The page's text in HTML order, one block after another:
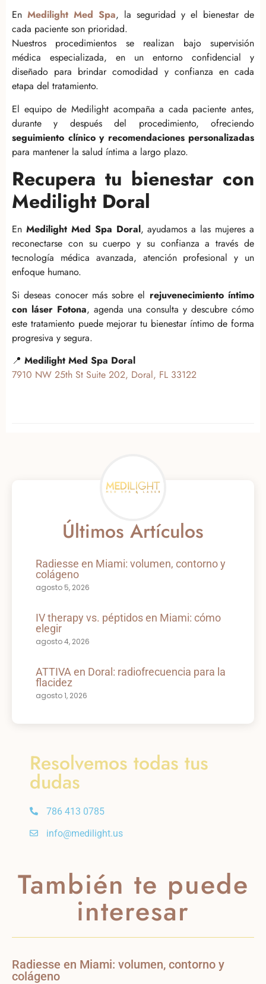
En Medilight Med Spa, la seguridad y el bienestar de
cada paciente son prioridad.
Nuestros procedimientos se realizan bajo supervisión
médica especializada, en un entorno confidencial y
diseñado para brindar comodidad y confianza en cada
etapa del tratamiento.
El equipo de Medilight acompaña a cada paciente antes,
durante y después del procedimiento, ofreciendo
seguimiento clínico y recomendaciones personalizadas
para mantener la salud íntima a largo plazo.
Recupera tu bienestar con
Medilight Doral
En Medilight Med Spa Doral, ayudamos a las mujeres a
reconectarse con su cuerpo y su confianza a través de
tecnología médica avanzada, atención profesional y un
enfoque humano.
Si deseas conocer más sobre el rejuvenecimiento íntimo
con láser Fotona, agenda una consulta y descubre cómo
este tratamiento puede mejorar tu bienestar íntimo de forma
progresiva y segura.
📍 Medilight Med Spa Doral
7910 NW 25th St Suite 202, Doral, FL 33122
Últimos Artículos
Radiesse en Miami: volumen, contorno y
colágeno
agosto 5, 2026
IV therapy vs. péptidos en Miami: cómo
elegir
agosto 4, 2026
ATTIVA en Doral: radiofrecuencia para la
flacidez
agosto 1, 2026
Resolvemos todas tus
dudas
786 413 0785
info@medilight.us
También te puede
interesar
Radiesse en Miami: volumen, contorno y
colágeno